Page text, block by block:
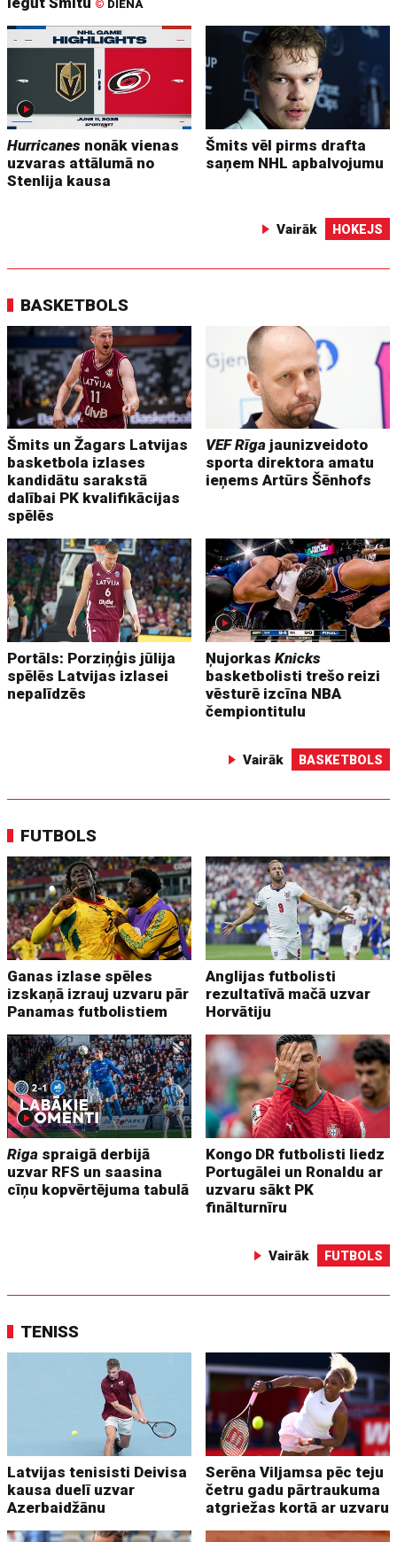
© DIENA
Hurricanes nonāk vienas
uzvaras attālumā no
Stenlija kausa
Šmits vēl pirms drafta
saņem NHL apbalvojumu
Vairāk HOKEJS
BASKETBOLS
Šmits un Žagars Latvijas
basketbola izlases
kandidātu sarakstā
dalībai PK kvalifikācijas
spēlēs
VEF Rīga jaunizveidoto
sporta direktora amatu
ieņems Artūrs Šēnhofs
Portāls: Porziņģis jūlija
spēlēs Latvijas izlasei
nepalīdzēs
ŅujorkasKnicks
basketbolisti trešo reizi
vēsturē izcīna NBA
čempiontitulu
Vairāk BASKETBOLS
FUTBOLS
Ganas izlase spēles
izskaņā izrauj uzvaru pār
Panamas futbolistiem
Anglijas futbolisti
rezultatīvā mačā uzvar
Horvātiju
Riga spraigā derbijā
uzvar RFS un saasina
cīņu kopvērtējuma tabulā
Kongo DR futbolisti liedz
Portugālei un Ronaldu ar
uzvaru sākt PK
finālturnīru
Vairāk FUTBOLS
TENISS
Latvijas tenisisti Deivisa
kausa duelī uzvar
Azerbaidžānu
Serēna Viljamsa pēc teju
četru gadu pārtraukuma
atgriežas kortā ar uzvaru